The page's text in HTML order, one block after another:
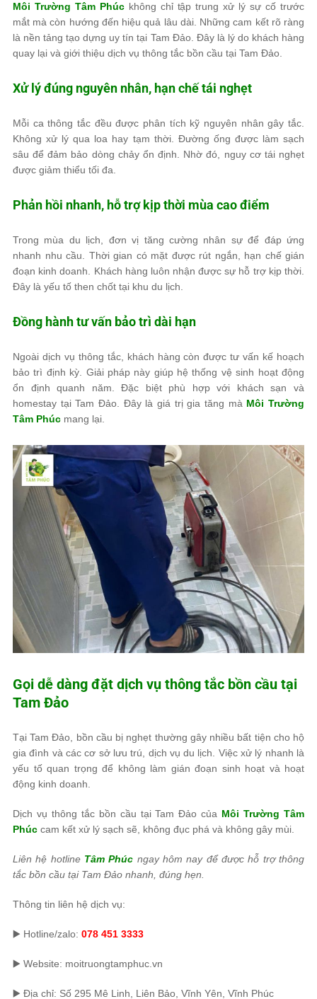
Môi Trường Tâm Phúckhông chỉ tập trung xử lý sự cố trước
mắt mà còn hướng đến hiệu quả lâu dài. Những cam kết rõ ràng
là nền tảng tạo dựng uy tín tại Tam Đảo. Đây là lý do khách hàng
quay lại và giới thiệu dịch vụ thông tắc bồn cầu tại Tam Đảo.
Xử lý đúng nguyên nhân, hạn chế tái nghẹt
Mỗi ca thông tắc đều được phân tích kỹ nguyên nhân gây tắc.
Không xử lý qua loa hay tạm thời. Đường ống được làm sạch
sâu để đảm bảo dòng chảy ổn định. Nhờ đó, nguy cơ tái nghẹt
được giảm thiểu tối đa.
Phản hồi nhanh, hỗ trợ kịp thời mùa cao điểm
Trong mùa du lịch, đơn vị tăng cường nhân sự để đáp ứng
nhanh nhu cầu. Thời gian có mặt được rút ngắn, hạn chế gián
đoạn kinh doanh. Khách hàng luôn nhận được sự hỗ trợ kịp thời.
Đây là yếu tố then chốt tại khu du lịch.
Đồng hành tư vấn bảo trì dài hạn
Ngoài dịch vụ thông tắc, khách hàng còn được tư vấn kế hoạch
bảo trì định kỳ. Giải pháp này giúp hệ thống vệ sinh hoạt động
ổn định quanh năm. Đặc biệt phù hợp với khách sạn và
homestay tại Tam Đảo. Đây là giá trị gia tăng mà Môi Trường
Tâm Phúc mang lại.
Gọi dễ dàng đặt dịch vụ thông tắc bồn cầu tại
Tam Đảo
Tại Tam Đảo, bồn cầu bị nghẹt thường gây nhiều bất tiện cho hộ
gia đình và các cơ sở lưu trú, dịch vụ du lịch. Việc xử lý nhanh là
yếu tố quan trọng để không làm gián đoạn sinh hoạt và hoạt
động kinh doanh.
Dịch vụ thông tắc bồn cầu tại Tam Đảo của Môi Trường Tâm
Phúc cam kết xử lý sạch sẽ, không đục phá và không gây mùi.
Liên hệ hotline Tâm Phúc ngay hôm nay để được hỗ trợ thông
tắc bồn cầu tại Tam Đảo nhanh, đúng hẹn.
Thông tin liên hệ dịch vụ:
▶️ Hotline/zalo: 078 451 3333
▶️ Website: moitruongtamphuc.vn
▶️ Địa chỉ: Số 295 Mê Linh, Liên Bảo, Vĩnh Yên, Vĩnh Phúc